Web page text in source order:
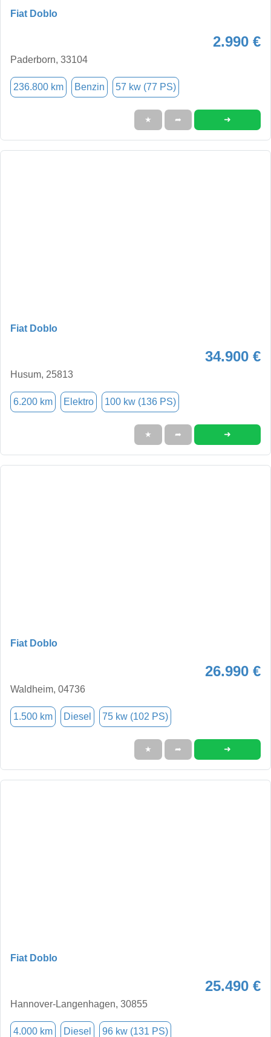
Fiat Doblo
2.990 €
Paderborn, 33104
236.800 km Benzin 57 kw (77 PS)
★ ➦ ➜
Fiat Doblo
34.900 €
Husum, 25813
6.200 km Elektro 100 kw (136 PS)
★ ➦ ➜
Fiat Doblo
26.990 €
Waldheim, 04736
1.500 km Diesel 75 kw (102 PS)
★ ➦ ➜
Fiat Doblo
25.490 €
Hannover-Langenhagen, 30855
4.000 km Diesel 96 kw (131 PS)